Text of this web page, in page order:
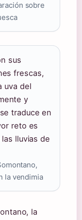
sobre
sus
frescas,
uva del
y
traduce en
reto es
lluvias de
la vendimia
la